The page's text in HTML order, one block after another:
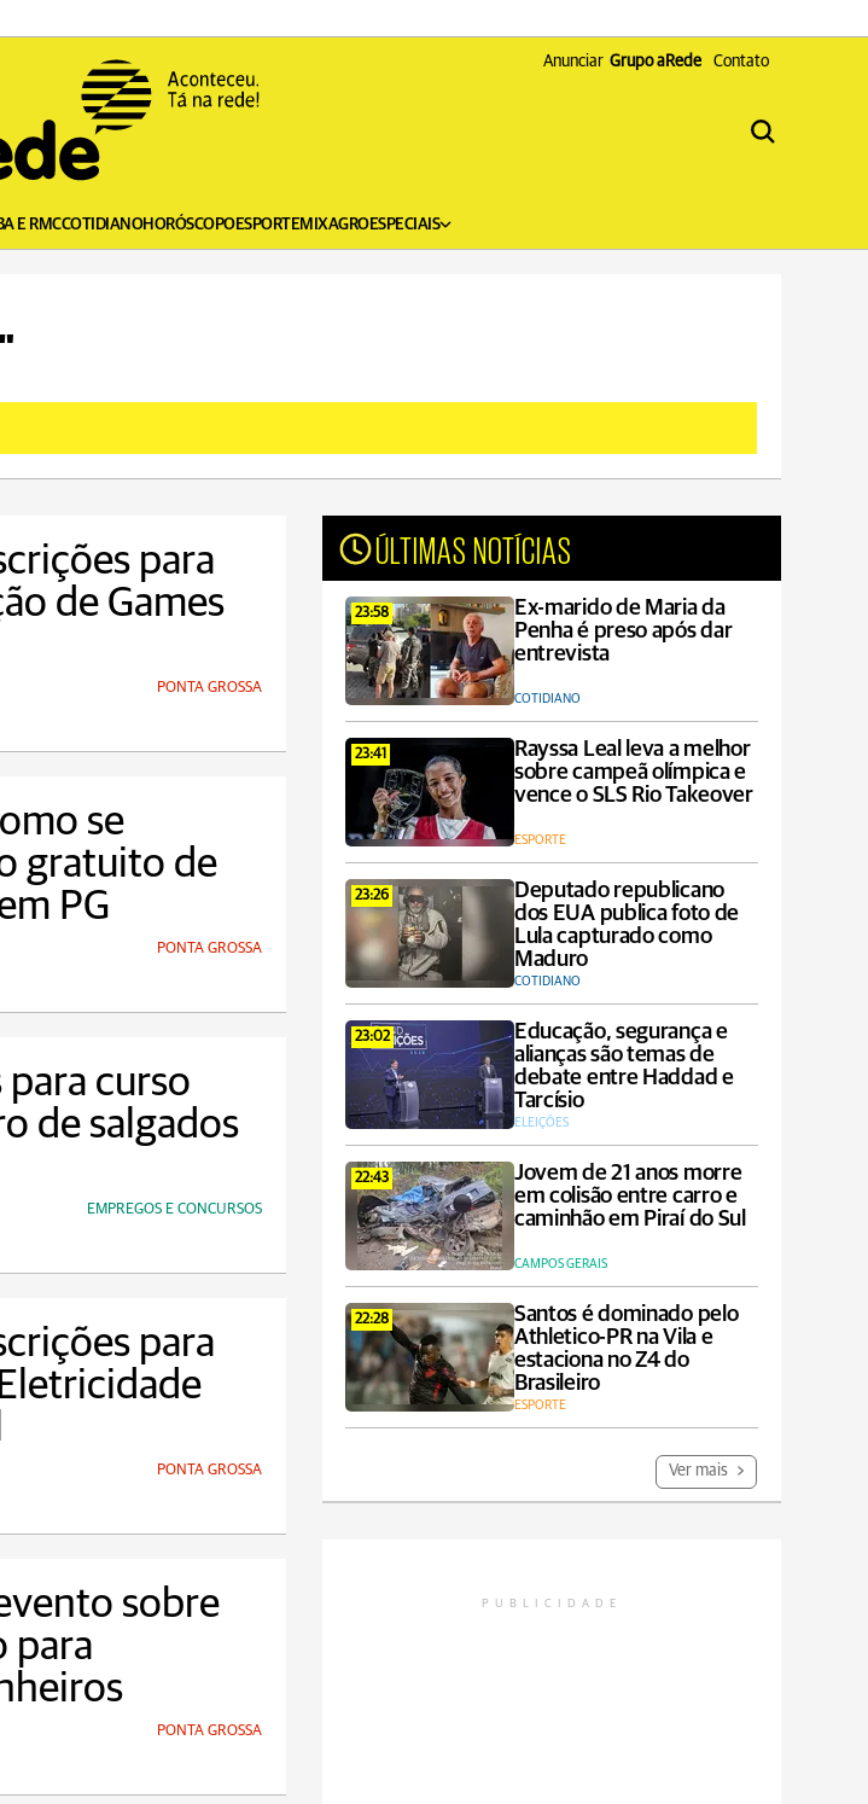
Anunciar Grupo aRede Contato
E RMCCOTIDIANOHORÓSCOPOESPORTEMIXAGROESPECIAIS
para
de Games
PONTA GROSSA
se
gratuito de
PG
PONTA GROSSA
para curso
de salgados
EMPREGOS E CONCURSOS
para
PONTA GROSSA
sobre
para
PONTA GROSSA
ÚLTIMAS NOTÍCIAS
23:58
Ex-marido de Maria da
Penha é preso após dar
entrevista
COTIDIANO
23:41
Rayssa Leal leva a melhor
sobre campeã olímpica e
vence o SLS Rio Takeover
ESPORTE
23:26
Deputado republicano
dos EUA publica foto de
Lula capturado como
Maduro
COTIDIANO
23:02
Educação, segurança e
alianças são temas de
debate entre Haddad e
Tarcísio
ELEIÇÕES
22:43
Jovem de 21 anos morre
em colisão entre carro e
caminhão em Piraí do Sul
CAMPOS GERAIS
22:28
Santos é dominado pelo
Athletico-PR na Vila e
estaciona no Z4 do
Brasileiro
ESPORTE
Ver mais
PUBLICIDADE